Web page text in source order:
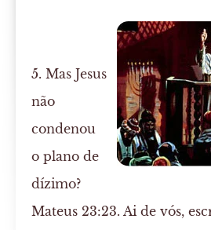
5. Mas Jesus
não
condenou
o plano de
dízimo?
Mateus 23:23. Ai de vós,